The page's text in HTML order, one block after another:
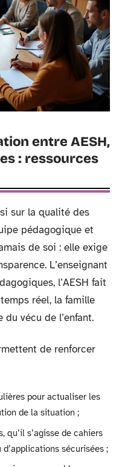
entre AESH,
: ressources
sur la qualité des
pédagogique et
de soi : elle exige
L’enseignant
l’AESH fait
réel, la famille
vécu de l’enfant.
de renforcer
pour actualiser les
de la situation ;
qu’il s’agisse de cahiers
sécurisées ;